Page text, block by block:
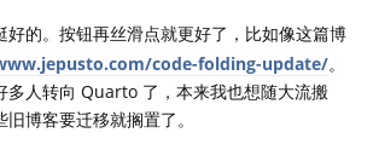
好的。按钮再丝滑点就更好了，比如像这篇博
code-folding-update/。
多人转向 Quarto 了，本来我也想随大流搬
博客要迁移就搁置了。